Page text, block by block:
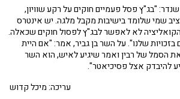
"בג"ץ פסל פעמיים חוקים על רקע שוויון,
שמי שלומד בישיבות מקבל מלגה. יש אינטרס
לא לאפשר לבג"ץ לפסול חוקים שכאלה.
שלנו". על השר בן גביר, אמר: "אם היית
הסמל של רבין ואמר שיגיע לאיש, הוא השר
להיבדק אצל פסיכיאטר".
עריכה: מיכל קדוש